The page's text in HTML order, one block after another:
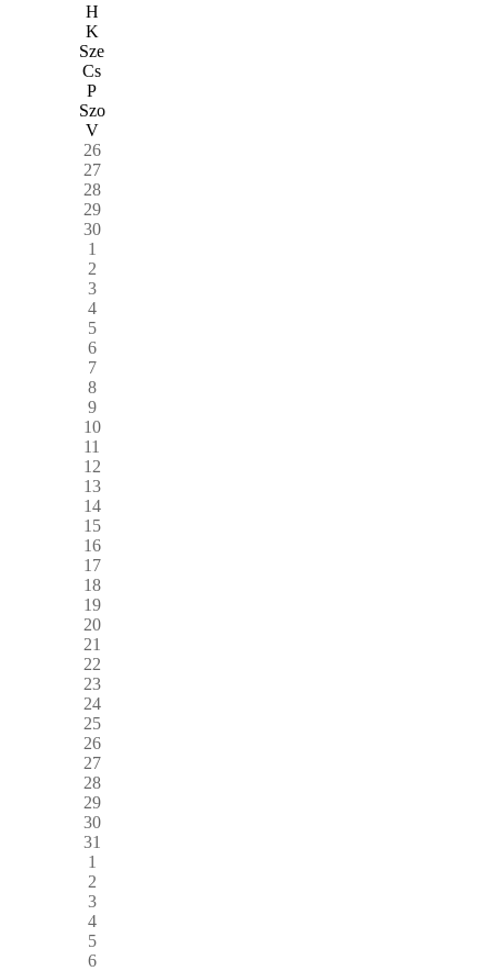
H
K
Sze
Cs
P
Szo
V
26
27
28
29
30
1
2
3
4
5
6
7
8
9
10
11
12
13
14
15
16
17
18
19
20
21
22
23
24
25
26
27
28
29
30
31
1
2
3
4
5
6